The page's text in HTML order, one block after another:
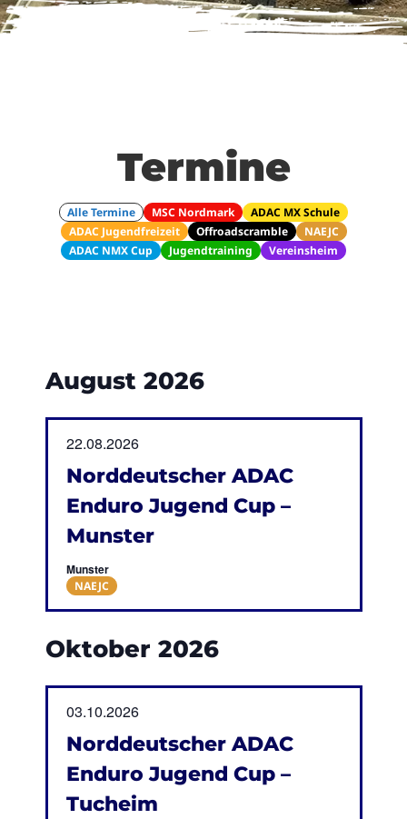
Termine
Alle Termine MSC Nordmark
ADAC MX Schule
ADAC Jugendfreizeit
Offroadscramble
NAEJC
ADAC NMX Cup
Jugendtraining Vereinsheim
August 2026
Norddeutscher ADAC
Enduro Jugend Cup –
Munster
22.08.2026
Munster
NAEJC
Oktober 2026
Norddeutscher ADAC
Enduro Jugend Cup –
Tucheim
03.10.2026